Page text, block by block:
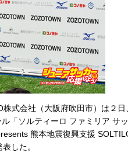
式会社（大阪府吹田市）は２日
「ソルティーロ ファミリア サ
熊本地震復興支援
した。